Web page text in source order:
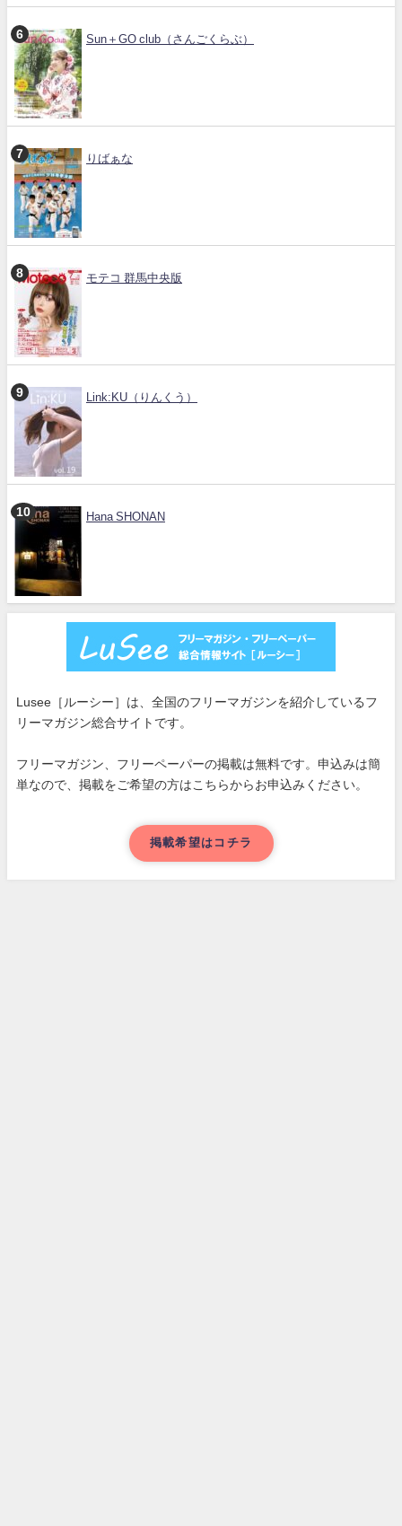
Sun＋GO club（さんごくらぶ）
りばぁな
モテコ 群馬中央版
Link:KU（りんくう）
Hana SHONAN
Lusee［ルーシー］は、全国のフリーマガジンを紹介しているフ
リーマガジン総合サイトです。
フリーマガジン、フリーペーパーの掲載は無料です。申込みは簡
単なので、掲載をご希望の方はこちらからお申込みください。
掲載希望はコチラ